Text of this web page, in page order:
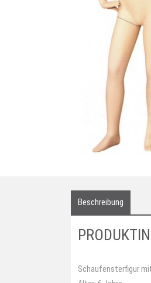
Beschreibung
Schaufensterfigur